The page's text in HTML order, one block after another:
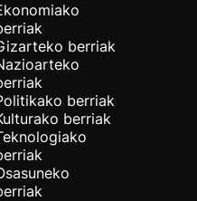
berriak
berriak
berriak